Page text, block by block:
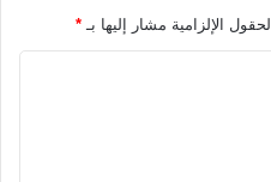
الحقول الإلزامية مشار إليها بـ *